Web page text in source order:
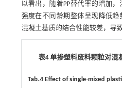
以看出，随着PP替代率的增加
强度在不同龄期整体呈现降低趋
混凝土基质的结合性能较差，导
表4 单掺塑料废料颗粒对混
Tab.4 Effect of single-mixed